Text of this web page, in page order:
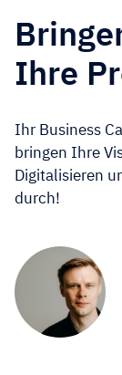
Ihre
Ihr Business
bringen Ihre
Digitalisieren
durch!